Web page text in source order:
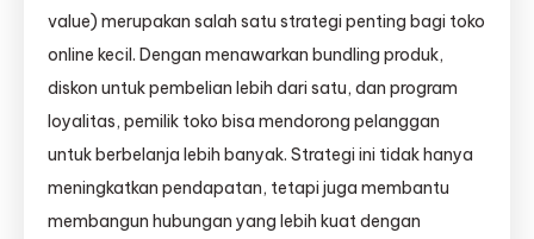
value) merupakan salah satu strategi penting bagi toko
online kecil. Dengan menawarkan bundling produk,
diskon untuk pembelian lebih dari satu, dan program
loyalitas, pemilik toko bisa mendorong pelanggan
untuk berbelanja lebih banyak. Strategi ini tidak hanya
meningkatkan pendapatan, tetapi juga membantu
membangun hubungan yang lebih kuat dengan